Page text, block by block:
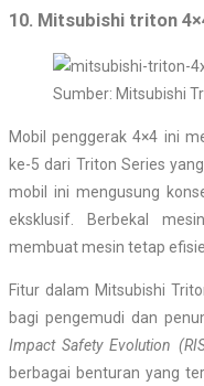
10. Mitsubishi triton
Sumber: Mitsubishi
Mobil penggerak 4×4 ini
ke-5 dari Triton Series
mobil ini mengusung
eksklusif. Berbekal
membuat mesin tetap
Fitur dalam Mitsubishi
bagi pengemudi dan
Impact Safety Evolution
berbagai benturan yang